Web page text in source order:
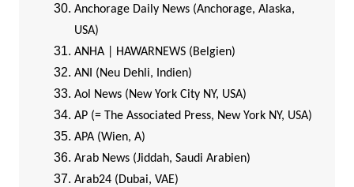
Anchorage Daily News (Anchorage, Alaska,
USA)
ANHA | HAWARNEWS (Belgien)
ANI (Neu Dehli, Indien)
Aol News (New York City NY, USA)
AP (= The Associated Press, New York NY, USA)
APA (Wien, A)
Arab News (Jiddah, Saudi Arabien)
Arab24 (Dubai, VAE)